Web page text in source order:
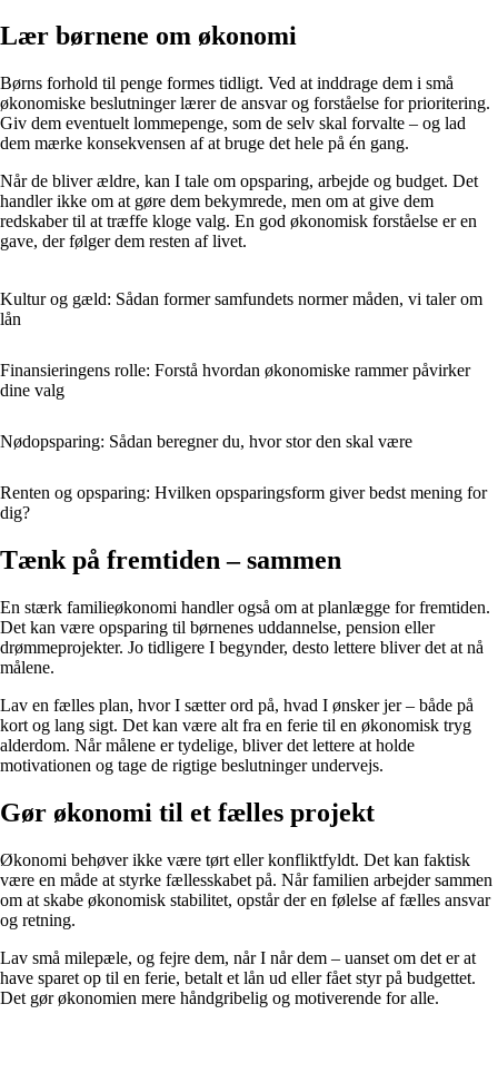
Lær børnene om økonomi
Børns forhold til penge formes tidligt. Ved at inddrage dem i små
økonomiske beslutninger lærer de ansvar og forståelse for prioritering.
Giv dem eventuelt lommepenge, som de selv skal forvalte – og lad
dem mærke konsekvensen af at bruge det hele på én gang.
Når de bliver ældre, kan I tale om opsparing, arbejde og budget. Det
handler ikke om at gøre dem bekymrede, men om at give dem
redskaber til at træffe kloge valg. En god økonomisk forståelse er en
gave, der følger dem resten af livet.
Kultur og gæld: Sådan former samfundets normer måden, vi taler om
lån
Finansieringens rolle: Forstå hvordan økonomiske rammer påvirker
dine valg
Nødopsparing: Sådan beregner du, hvor stor den skal være
Renten og opsparing: Hvilken opsparingsform giver bedst mening for
dig?
Tænk på fremtiden – sammen
En stærk familieøkonomi handler også om at planlægge for fremtiden.
Det kan være opsparing til børnenes uddannelse, pension eller
drømmeprojekter. Jo tidligere I begynder, desto lettere bliver det at nå
målene.
Lav en fælles plan, hvor I sætter ord på, hvad I ønsker jer – både på
kort og lang sigt. Det kan være alt fra en ferie til en økonomisk tryg
alderdom. Når målene er tydelige, bliver det lettere at holde
motivationen og tage de rigtige beslutninger undervejs.
Gør økonomi til et fælles projekt
Økonomi behøver ikke være tørt eller konfliktfyldt. Det kan faktisk
være en måde at styrke fællesskabet på. Når familien arbejder sammen
om at skabe økonomisk stabilitet, opstår der en følelse af fælles ansvar
og retning.
Lav små milepæle, og fejre dem, når I når dem – uanset om det er at
have sparet op til en ferie, betalt et lån ud eller fået styr på budgettet.
Det gør økonomien mere håndgribelig og motiverende for alle.